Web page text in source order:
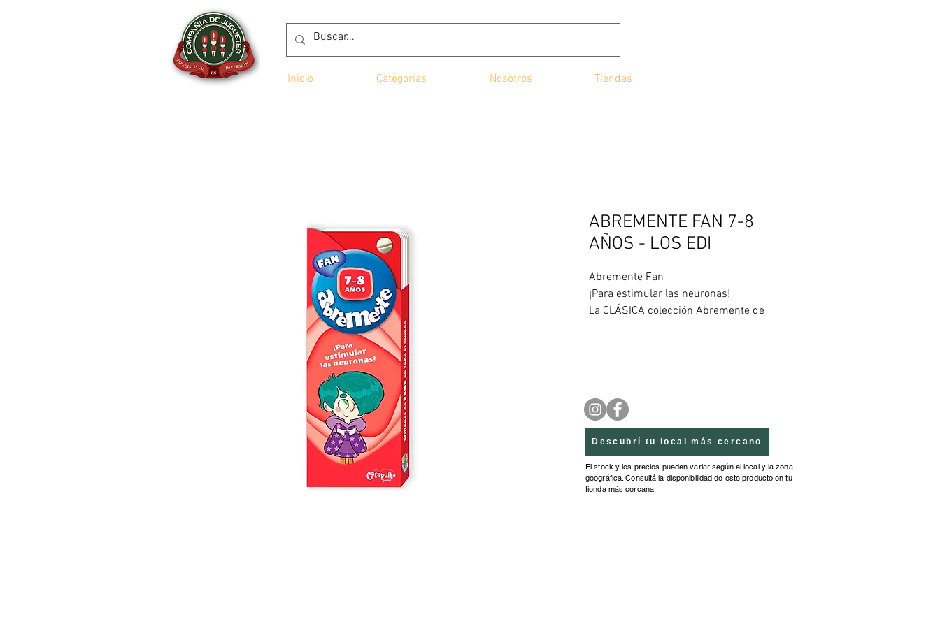
Inicio Categorías Nosotros Tiendas
ABREMENTE FAN 7-8
AÑOS - LOS EDI
Abremente Fan
¡Para estimular las neuronas!
La CLÁSICA colección Abremente de
Abremente Fan una colección con
millones de fans en todo el mundo.
¿Y vos ya sos fan de Abremente?
Descubrí tu local más cercano
El stock y los precios pueden variar según el local y la zona
geográfica. Consultá la disponibilidad de este producto en tu
tienda más cercana.